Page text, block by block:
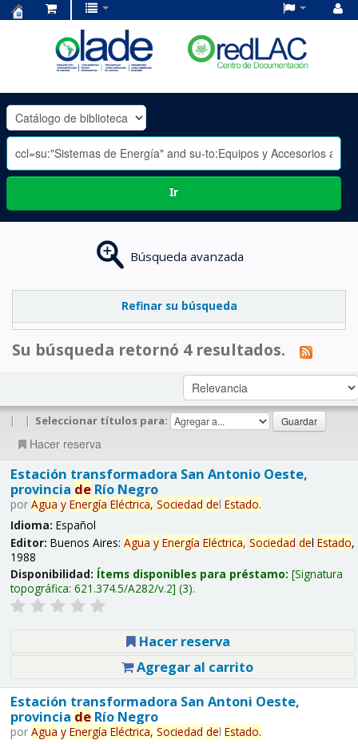
OLADE
-
Ir
Búsqueda avanzada
Refinar su búsqueda
Su búsqueda retornó 4 resultados.
| | Seleccionar títulos para:
Hacer reserva
Estación transformadora San Antonio Oeste,
provincia deRío Negro
por Agua y Energía Eléctrica, Sociedad del Estado.
Idioma: Español
Editor: Buenos Aires: Agua y Energía Eléctrica, Sociedad del Estado,
1988
Disponibilidad: Ítems disponibles para préstamo: Signatura
topográfica: 621.374.5/A282/v.2 (3).
Hacer reserva
Agregar al carrito
Estación transformadora San Antoni Oeste,
provincia deRío Negro
por Agua y Energía Eléctrica, Sociedad del Estado.